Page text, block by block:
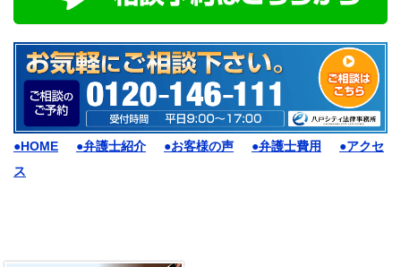
●HOME ●弁護士紹介 ●お客様の声 ●弁護士費用
●アクセ
ス